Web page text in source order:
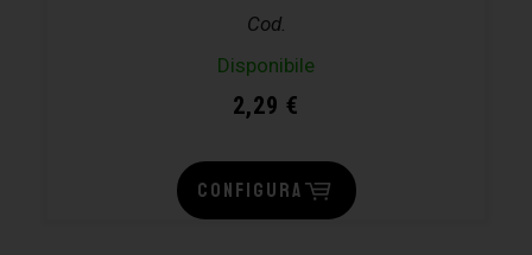
Cod.
Disponibile
2,29 €
CONFIGURA